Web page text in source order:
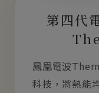
第四代
鳳凰電波
科技，將熱能